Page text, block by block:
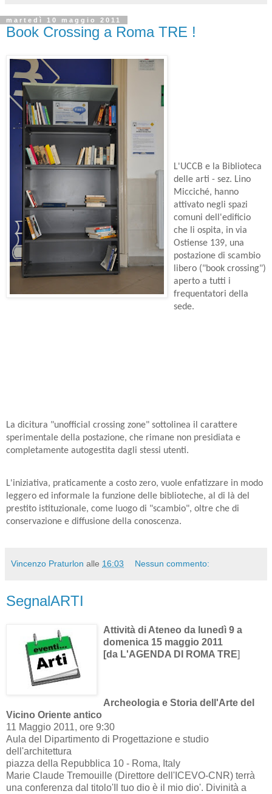
martedì 10 maggio 2011
Book Crossing a Roma TRE !
L'UCCB e la Biblioteca
delle arti - sez. Lino
Micciché, hanno
attivato negli spazi
comuni dell'edificio
che li ospita, in via
Ostiense 139, una
postazione di scambio
libero ("book crossing")
aperto a tutti i
frequentatori della
sede.
La dicitura "unofficial crossing zone" sottolinea il carattere
sperimentale della postazione, che rimane non presidiata e
completamente autogestita dagli stessi utenti.
L'iniziativa, praticamente a costo zero, vuole enfatizzare in modo
leggero ed informale la funzione delle biblioteche, al di là del
prestito istituzionale, come luogo di "scambio", oltre che di
conservazione e diffusione della conoscenza.
Vincenzo Praturlon alle 16:03 Nessun commento:
SegnalARTI
Attività di Ateneo da lunedì 9 a
domenica 15 maggio 2011
[da L'AGENDA DI ROMA TRE]
Archeologia e Storia dell'Arte del
Vicino Oriente antico
11 Maggio 2011, ore 9:30
Aula del Dipartimento di Progettazione e studio
dell'architettura
piazza della Repubblica 10 - Roma, Italy
Marie Claude Tremouille (Direttore dell'ICEVO-CNR) terrà
una conferenza dal titolo'Il tuo dio è il mio dio'. Divinità a